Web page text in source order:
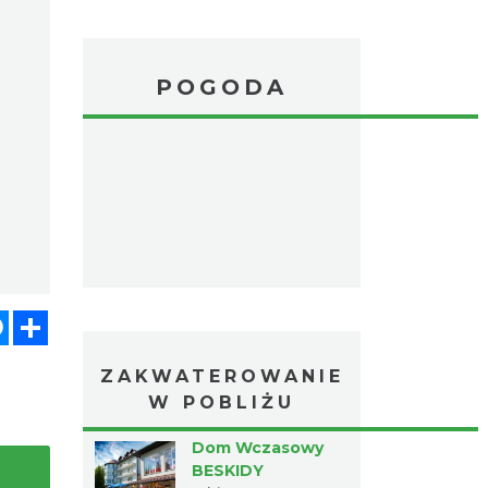
Messenger
POGODA
ZAKWATEROWANIE
W POBLIŻU
Dom Wczasowy
BESKIDY